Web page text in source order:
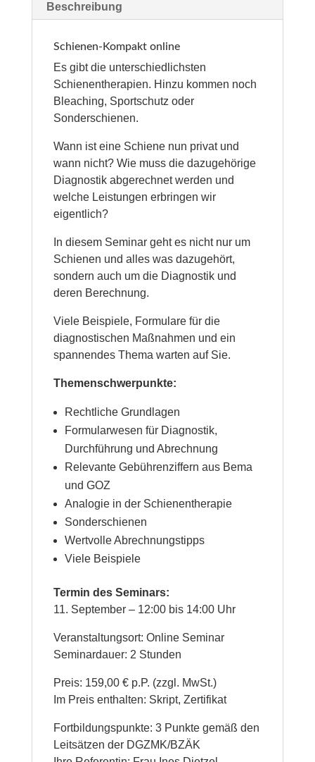
Beschreibung
Schienen-Kompakt online
Es gibt die unterschiedlichsten
Schienentherapien. Hinzu kommen noch
Bleaching, Sportschutz oder
Sonderschienen.
Wann ist eine Schiene nun privat und
wann nicht? Wie muss die dazugehörige
Diagnostik abgerechnet werden und
welche Leistungen erbringen wir
eigentlich?
In diesem Seminar geht es nicht nur um
Schienen und alles was dazugehört,
sondern auch um die Diagnostik und
deren Berechnung.
Viele Beispiele, Formulare für die
diagnostischen Maßnahmen und ein
spannendes Thema warten auf Sie.
Themenschwerpunkte:
Rechtliche Grundlagen
Formularwesen für Diagnostik,
Durchführung und Abrechnung
Relevante Gebührenziffern aus Bema
und GOZ
Analogie in der Schienentherapie
Sonderschienen
Wertvolle Abrechnungstipps
Viele Beispiele
Termin des Seminars:
11. September – 12:00 bis 14:00 Uhr
Veranstaltungsort: Online Seminar
Seminardauer: 2 Stunden
Preis: 159,00 € p.P. (zzgl. MwSt.)
Im Preis enthalten: Skript, Zertifikat
Fortbildungspunkte: 3 Punkte gemäß den
Leitsätzen der DGZMK/BZÄK